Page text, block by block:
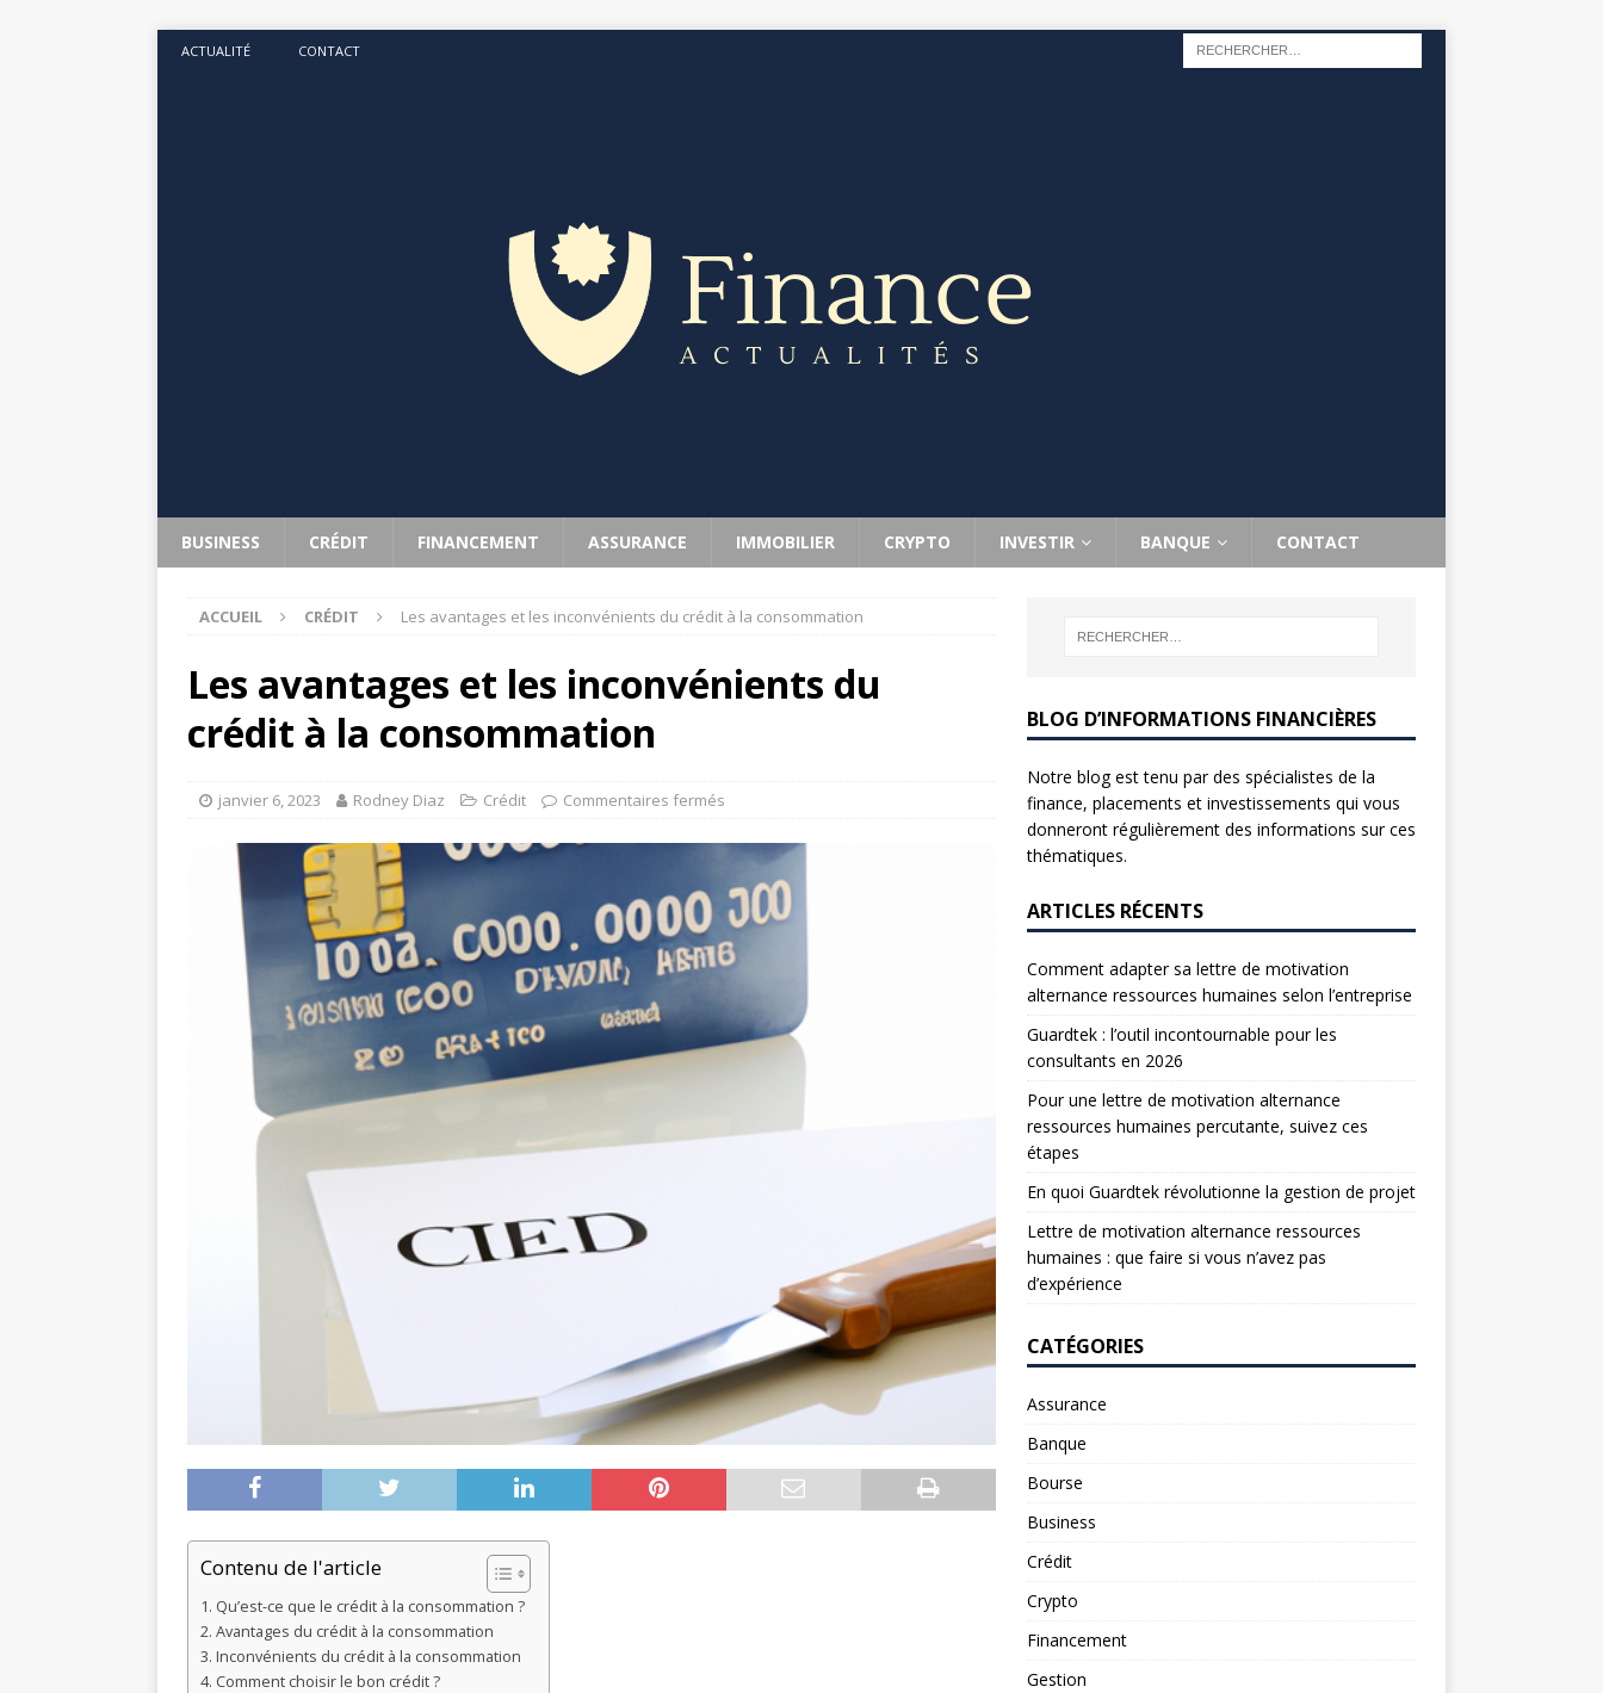
ACTUALITÉ CONTACT
BUSINESS CRÉDIT FINANCEMENT ASSURANCE IMMOBILIER CRYPTO INVESTIR BANQUE CONTACT
ACCUEIL CRÉDIT Les avantages et les inconvénients du crédit à la consommation
Les avantages et les inconvénients du
crédit à la consommation
janvier 6, 2023 Rodney Diaz Crédit Commentaires fermés
Contenu de l'article
Qu’est-ce que le crédit à la consommation ?
Avantages du crédit à la consommation
Inconvénients du crédit à la consommation
Comment choisir le bon crédit ?
BLOG D’INFORMATIONS FINANCIÈRES
Notre blog est tenu par des spécialistes de la
finance, placements et investissements qui vous
donneront régulièrement des informations sur ces
thématiques.
ARTICLES RÉCENTS
Comment adapter sa lettre de motivation
alternance ressources humaines selon l’entreprise
Guardtek : l’outil incontournable pour les
consultants en 2026
Pour une lettre de motivation alternance
ressources humaines percutante, suivez ces
étapes
En quoi Guardtek révolutionne la gestion de projet
Lettre de motivation alternance ressources
humaines : que faire si vous n’avez pas
d’expérience
CATÉGORIES
Assurance
Banque
Bourse
Business
Crédit
Crypto
Financement
Gestion